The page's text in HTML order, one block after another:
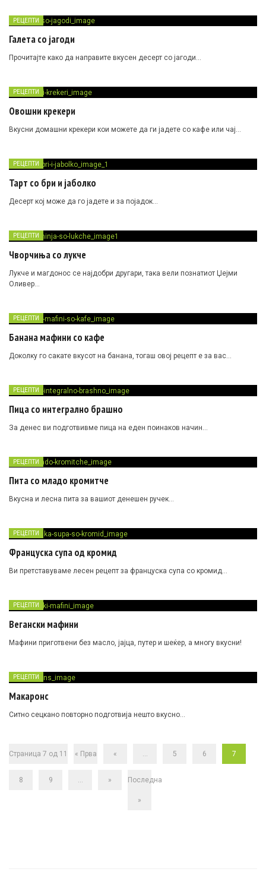
РЕЦЕПТИ
Галета со јагоди
Прочитајте како да направите вкусен десерт со јагоди…
РЕЦЕПТИ
Овошни крекери
Вкусни домашни крекери кои можете да ги јадете со кафе или чај…
РЕЦЕПТИ
Тарт со бри и јаболко
Десерт кој може да го јадете и за појадок…
РЕЦЕПТИ
Чворчиња со лукче
Лукче и магдонос се најдобри другари, така вели познатиот Џејми
Оливер…
РЕЦЕПТИ
Банана мафини со кафе
Доколку го сакате вкусот на банана, тогаш овој рецепт е за вас…
РЕЦЕПТИ
Пица со интегрално брашно
За денес ви подготвивме пица на еден поинаков начин…
РЕЦЕПТИ
Пита со младо кромитче
Вкусна и лесна пита за вашиот денешен ручек…
РЕЦЕПТИ
Француска супа од кромид
Ви претставуваме лесен рецепт за француска супа со кромид…
РЕЦЕПТИ
Вегански мафини
Мафини приготвени без масло, јајца, путер и шеќер, а многу вкусни!
РЕЦЕПТИ
Макаронс
Ситно сецкано повторно подготвија нешто вкусно…
Страница 7 од 11 « Прва « ... 5 6 7
8 9 ... » Последна
»